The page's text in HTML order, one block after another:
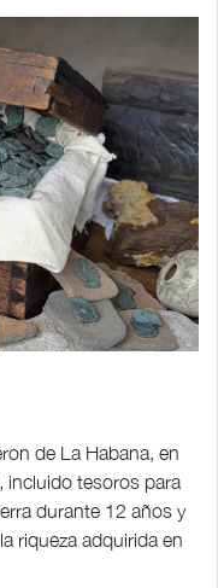
de La Habana, en
incluido tesoros para
durante 12 años y
riqueza adquirida en